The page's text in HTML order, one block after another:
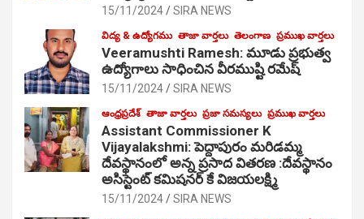
15/11/2024 SIRA NEWS
విద్య & ఉద్యోగము తాజా వార్తలు తెలంగాణ ప్రముఖ వార్తలు
Veeramushti Ramesh: మూడు ప్రభుత్వ
ఉద్యోగాలు సాధించిన వీరముష్టి రమేష్
15/11/2024 SIRA NEWS
ఆంధ్రప్రదేశ్ తాజా వార్తలు ప్రజా సమస్యలు ప్రముఖ వార్తలు
Assistant Commissioner K
Vijayalakshmi: పెద్దాపురం మరిడమ్మ
దేవస్థానంలో అన్న ప్రసాద వితరణ :దేవస్థానం
అసిస్టెంట్ కమిషనర్ కే విజయలక్ష్మి
15/11/2024 SIRA NEWS